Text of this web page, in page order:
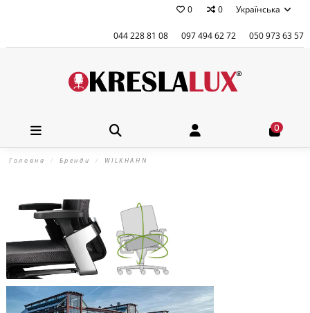
0 0 Українська
044 228 81 08 097 494 62 72 050 973 63 57
0
Головна Бренди WILKHAHN